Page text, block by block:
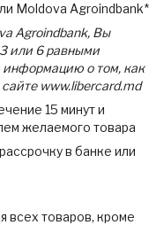
Moldova Agroindbank*
Agroindbank, Вы
или 6 равными
информацию о том, как
www.libercard.md
15 минут и
желаемого товара
в банке или
всех товаров, кроме